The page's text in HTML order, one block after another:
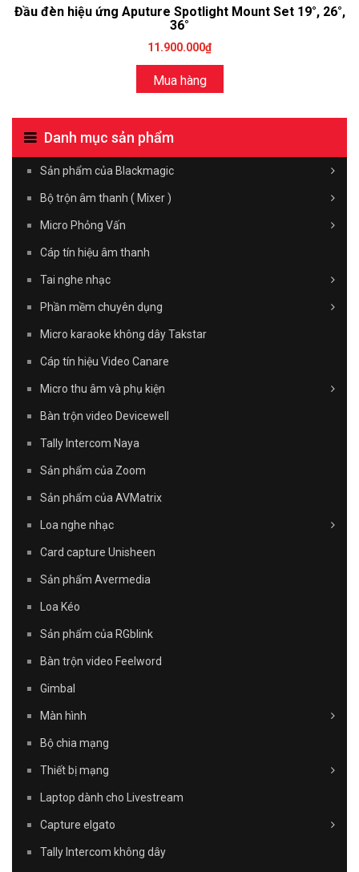
Đầu đèn hiệu ứng Aputure Spotlight Mount Set 19°, 26°,
36°
11.900.000₫
Mua hàng
Danh mục sản phẩm
Sản phẩm của Blackmagic
Bộ trộn âm thanh ( Mixer )
Micro Phỏng Vấn
Cáp tín hiệu âm thanh
Tai nghe nhạc
Phần mềm chuyên dụng
Micro karaoke không dây Takstar
Cáp tín hiệu Video Canare
Micro thu âm và phụ kiện
Bàn trộn video Devicewell
Tally Intercom Naya
Sản phẩm của Zoom
Sản phẩm của AVMatrix
Loa nghe nhạc
Card capture Unisheen
Sản phẩm Avermedia
Loa Kéo
Sản phẩm của RGblink
Bàn trộn video Feelword
Gimbal
Màn hình
Bộ chia mạng
Thiết bị mạng
Laptop dành cho Livestream
Capture elgato
Tally Intercom không dây